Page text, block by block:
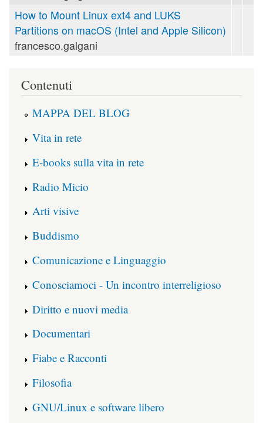
How to Mount Linux ext4 and LUKS
Partitions on macOS (Intel and Apple Silicon)
francesco.galgani
Contenuti
MAPPA DEL BLOG
Vita in rete
E-books sulla vita in rete
Radio Micio
Arti visive
Buddismo
Comunicazione e Linguaggio
Conosciamoci - Un incontro interreligioso
Diritto e nuovi media
Documentari
Fiabe e Racconti
Filosofia
GNU/Linux e software libero